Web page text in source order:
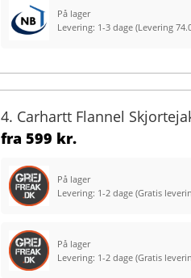
På lager
Levering: 1-3 dage (Levering
4. Carhartt Flannel
fra 599 kr.
På lager
Levering: 1-2 dage (Gratis
På lager
Levering: 1-2 dage (Gratis